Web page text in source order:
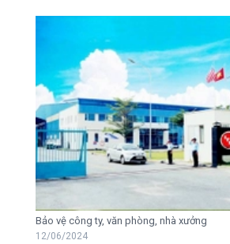
Bảo vệ công ty, văn phòng, nhà xưởng
12/06/2024